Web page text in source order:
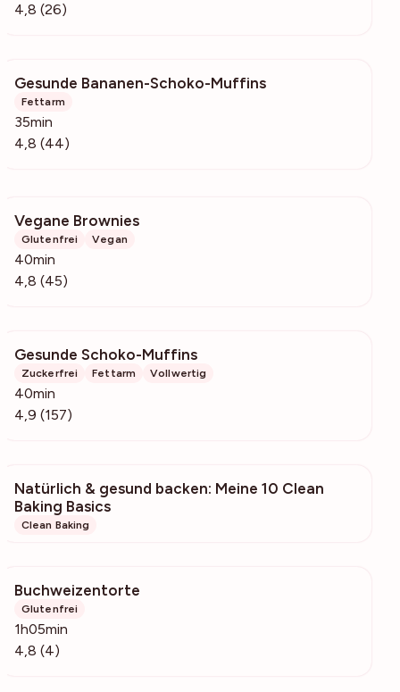
4,8 (26)
Gesunde Bananen-Schoko-Muffins
Fettarm
35min
4,8 (44)
Vegane Brownies
Glutenfrei Vegan
40min
4,8 (45)
Gesunde Schoko-Muffins
Zuckerfrei Fettarm Vollwertig
40min
4,9 (157)
Natürlich & gesund backen: Meine 10 Clean
Baking Basics
Clean Baking
Buchweizentorte
Glutenfrei
1h05min
4,8 (4)